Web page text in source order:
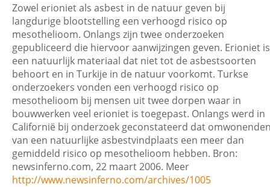
Zowel erioniet als asbest in de natuur geven bij
langdurige blootstelling een verhoogd risico op
mesothelioom. Onlangs zijn twee onderzoeken
gepubliceerd die hiervoor aanwijzingen geven. Erioniet is
een natuurlijk materiaal dat niet tot de asbestsoorten
behoort en in Turkije in de natuur voorkomt. Turkse
onderzoekers vonden een verhoogd risico op
mesothelioom bij mensen uit twee dorpen waar in
bouwwerken veel erioniet is toegepast. Onlangs werd in
Californië bij onderzoek geconstateerd dat
van een natuurlijke asbestvindplaats een meer dan
gemiddeld risico op mesothelioom hebben. Bron:
newsinferno.com, 22 maart 2006. Meer
http://www.newsinferno.com/archives/1005